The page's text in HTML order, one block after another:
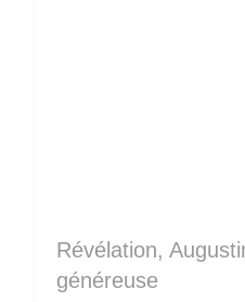
Révélation,
généreuse